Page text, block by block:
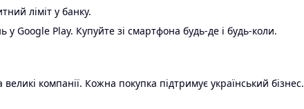
ліміт у банку.
Google Play. Купуйте зі смартфона будь-де і будь-коли.
компанії. Кожна покупка підтримує український бізнес.